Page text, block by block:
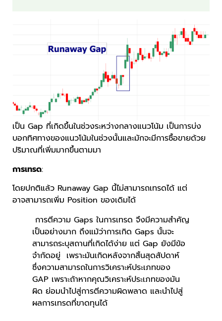
เป็น Gap ที่เกิดขึ้นในช่วงระหว่างกลางแนวโน้ม เป็นการบ่ง
บอกทิศทางของแนวโน้มในช่วงนั้นและมักจะมีการซื้อขายด้วย
ปริมาณที่เพิ่มมากขึ้นตามมา
การเทรด:
โดยปกติแล้ว Runaway Gap นี้ไม่สามารถเทรดได้ แต่
อาจสามารถเพิ่ม Position ของเดิมได้
การตีความ Gaps ในการเทรด จึงมีความสำคัญ
เป็นอย่างมาก ถึงแม้ว่าการเกิด Gaps นั้นจะ
สามารถระบุสถานที่เกิดได้ง่าย แต่ Gap ยังมีข้อ
จำกัดอยู่ เพราะมันเกิดหลังจากสิ้นสุดสัปดาห์
ซึ่งความสามารถในการวิเคราะห์ประเภทของ
GAP เพราะถ้าหากคุณวิเคราะห์ประเภทของมัน
ผิด ย่อมนำไปสู่การตีความผิดพลาด และนำไปสู่
ผลการเทรดที่ขาดทุนได้